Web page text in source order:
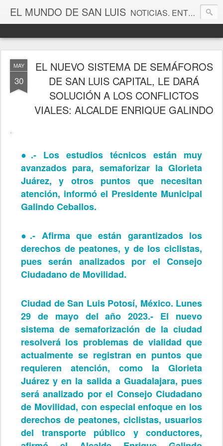
EL MUNDO DE SAN LUIS NOTICIAS. ENTRETENIMIENTO. EDITORIALES. CANAL DE VÍDEOS. GALERÍA DE FOTOGRAFÍAS.
MAY
30
EL NUEVO SISTEMA DE SEMÁFOROS
DE SAN LUIS CAPITAL, LE DARÁ
SOLUCIÓN A LOS CONFLICTOS
VIALES: ALCALDE ENRIQUE GALINDO
●.- Los estudios técnicos están muy
avanzados para, semaforizar la Glorieta
Juárez, y otros puntos que necesitan
atención, informó el Presidente Municipal
Galindo Ceballos.
●.- Afirma que están garantizados los
derechos de peatones, y de los ciclistas,
pues serán analizados por el Consejo
Ciudadano de Movilidad.
Ciudad de San Luis Potosí, México. Lunes
29 de mayo del año 2023.- El nuevo
sistema de semaforización de la ciudad
resolverá los problemas de vialidad que
actualmente se registran en puntos que
requieren atención, como la Glorieta
Juárez y en la salida a Guadalajara, pues
será analizado por el Consejo Ciudadano
de Movilidad, con especial enfoque en los
derechos de peatones, ciclistas, usuarios
del transporte público y conductores,